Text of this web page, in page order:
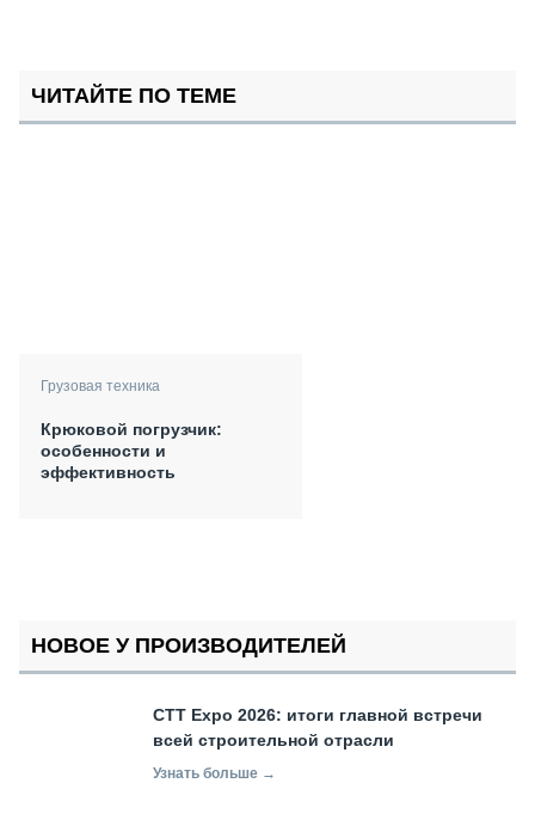
ЧИТАЙТЕ ПО ТЕМЕ
Грузовая техника
Крюковой погрузчик:
особенности и
эффективность
НОВОЕ У ПРОИЗВОДИТЕЛЕЙ
СТТ Expo 2026: итоги главной встречи
всей строительной отрасли
Узнать больше →